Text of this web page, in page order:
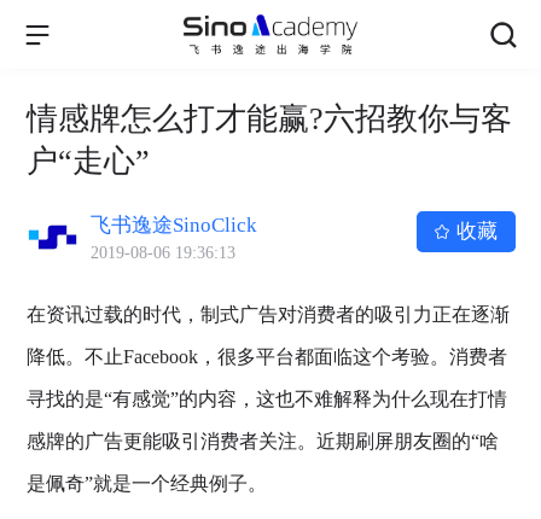
情感牌怎么打才能赢?六招教你与客
户“走心”
飞书逸途SinoClick
2019-08-06 19:36:13
收藏
在资讯过载的时代，制式广告对消费者的吸引力正在逐渐
降低。不止Facebook，很多平台都面临这个考验。消费者
寻找的是“有感觉”的内容，这也不难解释为什么现在打情
感牌的广告更能吸引消费者关注。近期刷屏朋友圈的“啥
是佩奇”就是一个经典例子。